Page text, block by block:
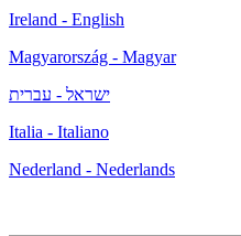
Ireland - English
Magyarország - Magyar
ישראל - עברית
Italia - Italiano
Nederland - Nederlands